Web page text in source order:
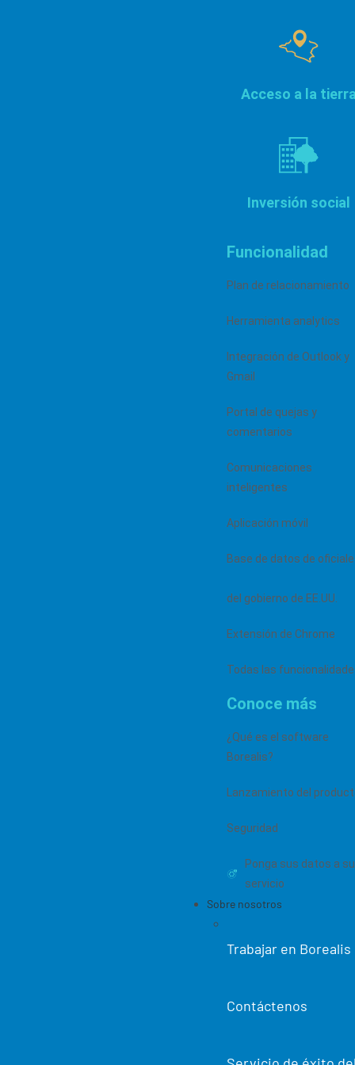
Acceso a la
Inversión social
Funcionalidad
Plan de relacionamiento
Herramienta analytics
Integración de Outlook y
Gmail
Portal de quejas y
comentarios
Comunicaciones
inteligentes
Aplicación móvil
Base de datos de
del gobierno de EE.UU.
Extensión de Chrome
Todas las
Conoce más
¿Qué es el software
Borealis?
Lanzamiento del
Seguridad
Ponga sus datos a su
servicio
Sobre nosotros
Trabajar en Borealis
Contáctenos
Indígenas, Gestión Territorial y RSC puedan
y audiencias públicas hasta el registro de
consultas para el cumplimiento normativo,
Borealis les otorga la confianza para
Nuestro software de
B